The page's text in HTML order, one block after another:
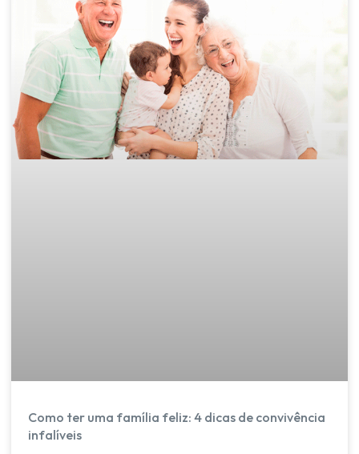
Como ter uma família feliz: 4 dicas de convivência
infalíveis